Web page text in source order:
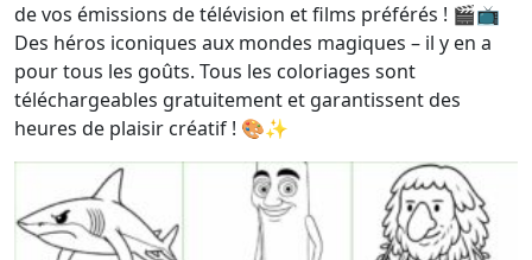
de vos émissions de télévision et films préférés ! 🎬📺
Des héros iconiques aux mondes magiques – il y en a
pour tous les goûts. Tous les coloriages sont
téléchargeables gratuitement et garantissent des
heures de plaisir créatif ! 🎨✨